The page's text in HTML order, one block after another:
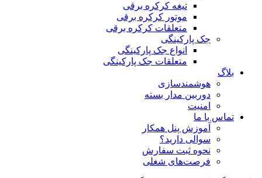
تیغه کرکره برقی
موتور کرکره برقی
متعلقات کرکره برقی
جک پارکینگی
انواع جک پارکینگی
متعلقات جک پارکینگی
بلاگ
هوشمندسازی
دوربین مدار بسته
امنیت
تماس با ما
آموزش پنل همکار
سوالی دارید؟
نحوه ثبت سفارش
فرصت‌های شغلی